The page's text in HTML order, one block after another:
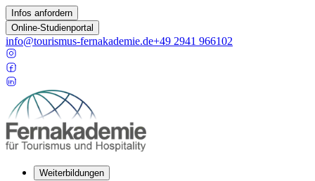
Infos anfordern
Online-Studienportal
info@tourismus-fernakademie.de+49 2941 966102
Weiterbildungen